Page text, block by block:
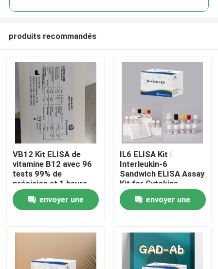
Maison
À propos de nous
produits recommandés
VB12 Kit ELISA de
vitamine B12 avec 96
tests 99% de
précision et 1 heure
de temps d'essai pour
la recherche sur la
carence en vitamines
envoyer une
IL6 ELISA Kit |
Interleukin-6
Sandwich ELISA Assay
Kit for Cytokine
Quantitative Detection
in Biological Samples,
Serum, Plasma, Cell
envoyer une